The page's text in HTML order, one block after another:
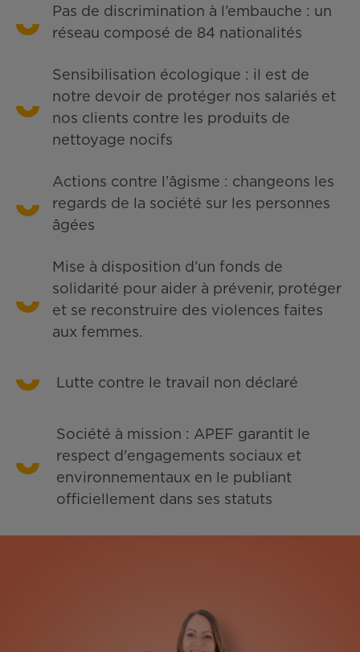
Pas de discrimination à l’embauche : un
réseau composé de 84 nationalités
Sensibilisation écologique : il est de
notre devoir de protéger nos salariés et
nos clients contre les produits de
nettoyage nocifs
Actions contre l’âgisme : changeons les
regards de la société sur les personnes
âgées
Mise à disposition d’un fonds de
solidarité pour aider à prévenir, protéger
et se reconstruire des violences faites
aux femmes.
Lutte contre le travail non déclaré
Société à mission : APEF garantit le
respect d'engagements sociaux et
environnementaux en le publiant
officiellement dans ses statuts